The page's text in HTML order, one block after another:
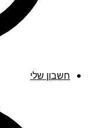
חשבון שלי